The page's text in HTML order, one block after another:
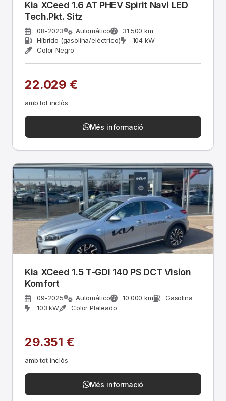
Kia XCeed 1.6 AT PHEV Spirit Navi LED
Tech.Pkt. Sitz
08-2023 Automático
31.500 km
Híbrido (gasolina/eléctrico)
104 kW
Color Negro
22.029 €
amb tot inclòs
Més informació
Kia XCeed 1.5 T-GDI 140 PS DCT Vision
Komfort
09-2025 Automático 10.000 km
Gasolina
103 kW
Color Plateado
29.351 €
amb tot inclòs
Més informació